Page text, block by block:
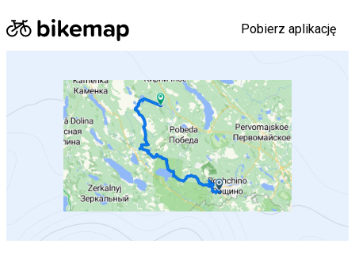
Pobierz aplikację
Otwórz tę trasę w aplikacji Bikemap